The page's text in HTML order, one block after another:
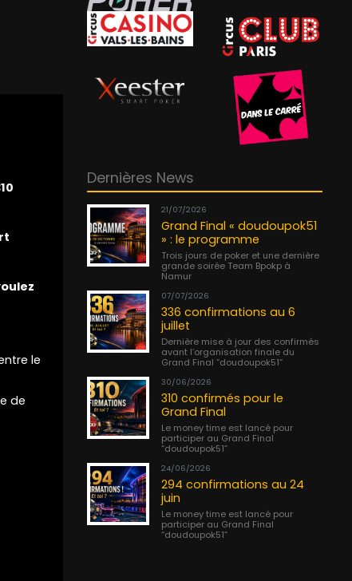
le
de
Dernières News
21/07/2026
Grand Final « doudoupok51
» : le programme
Trois jours de poker et une dernière
grande soirée Team Bpokp à
Namur
07/07/2026
336 confirmations au 6
juillet
Dernière mise à jour des confirmés
avant l’organisation finale du
Grand Final “doudoupok51”
30/06/2026
310 confirmés pour le
Grand Final
Le money time est lancé pour
participer au Grand Final
“doudoupok51”
24/06/2026
294 confirmations au 24
juin
Le money time est lancé pour
participer au Grand Final
“doudoupok51”